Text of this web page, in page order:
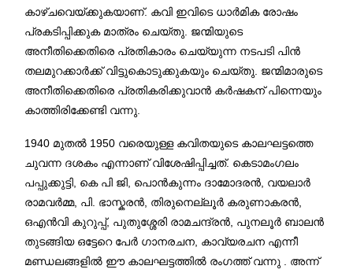
കാഴ്ചവെയ്ക്കുകയാണ്‌. കവി ഇവിടെ ധാർമിക രോഷം
പ്രകടിപ്പിക്കുക മാത്രം ചെയ്തു. ജന്മിയുടെ
അനീതിക്കെതിരെ പ്രതികാരം ചെയ്യുന്ന നടപടി പിൻ
തലമുറക്കാർക്ക് വിട്ടുകൊടുക്കുകയും ചെയ്തു. ജന്മിമാരുടെ
അനീതിക്കെതിരെ പ്രതികരിക്കുവാൻ കർഷകന് പിന്നെയും
കാത്തിരിക്കേണ്ടി വന്നു.
1940 മുതൽ 1950 വരെയുള്ള കവിതയുടെ കാലഘട്ടത്തെ
ചുവന്ന ദശകം എന്നാണ് വിശേഷിപ്പിച്ചത്. കെടാമംഗലം
പപ്പുക്കുട്ടി, കെ പി ജി, പൊൻകുന്നം ദാമോദരൻ, വയലാർ
രാമവർമ്മ, പി. ഭാസ്കരൻ, തിരുനെല്ലൂർ കരുണാകരൻ,
ഒഎൻവി കുറുപ്പ്, പുതുശ്ശേരി രാമചന്ദ്രൻ, പുനലൂർ ബാലൻ
തുടങ്ങിയ ഒട്ടേറെ പേർ ഗാനരചന, കാവ്യരചന എന്നീ
മണ്ഡലങ്ങളിൽ ഈ കാലഘട്ടത്തിൽ രംഗത്ത് വന്നു . അന്ന്